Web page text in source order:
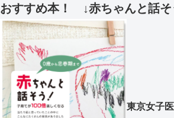
おすすめ本！ ↓赤ちゃんと話
東京女子